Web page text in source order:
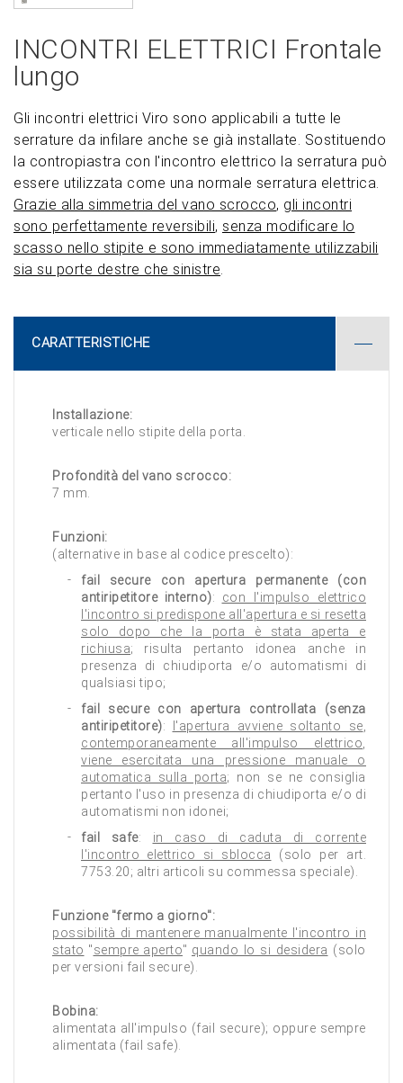
INCONTRI ELETTRICI Frontale
lungo
Gli incontri elettrici Viro sono applicabili a tutte le
serrature da infilare anche se già installate. Sostituendo
la contropiastra con l'incontro elettrico la serratura può
essere utilizzata come una normale serratura elettrica.
Grazie alla simmetria del vano scrocco, gli incontri
sono perfettamente reversibili, senza modificare lo
scasso nello stipite e sono immediatamente utilizzabili
sia su porte destre che sinistre.
CARATTERISTICHE
Installazione:
verticale nello stipite della porta.
Profondità del vano scrocco:
7 mm.
Funzioni:
(alternative in base al codice prescelto):
fail secure con apertura permanente (con
antiripetitore interno): con l'impulso elettrico
l'incontro si predispone all'apertura e si resetta
solo dopo che la porta è stata aperta e
richiusa; risulta pertanto idonea anche in
presenza di chiudiporta e/o automatismi di
qualsiasi tipo;
fail secure con apertura controllata (senza
antiripetitore): l'apertura avviene soltanto se
contemporaneamente all'impulso elettrico
viene esercitata una pressione manuale o
automatica sulla porta; non se ne consiglia
pertanto l'uso in presenza di chiudiporta e/o di
automatismi non idonei;
fail safe: in caso di caduta di corrente
l'incontro elettrico si sblocca (solo per art.
7753.20; altri articoli su commessa speciale).
Funzione "fermo a giorno":
possibilità di mantenere manualmente l'incontro in
stato "sempre aperto" quando lo si desidera (solo
per versioni fail secure).
Bobina:
alimentata all'impulso (fail secure); oppure sempre
alimentata (fail safe).